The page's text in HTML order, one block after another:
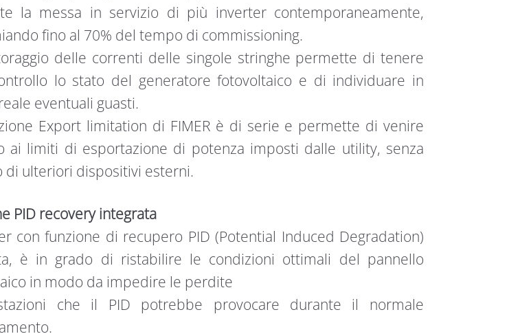
la messa in servizio di più inverter contemporaneamente,
fino al 70% del tempo di commissioning.
delle correnti delle singole stringhe permette di tenere
lo stato del generatore fotovoltaico e di individuare in
eventuali guasti.
Export limitation di FIMER è di serie e permette di venire
ai limiti di esportazione di potenza imposti dalle utility, senza
di ulteriori dispositivi esterni.
PID recovery integrata
con funzione di recupero PID (Potential Induced Degradation)
è in grado di ristabilire le condizioni ottimali del pannello
in modo da impedire le perdite
che il PID potrebbe provocare durante il normale